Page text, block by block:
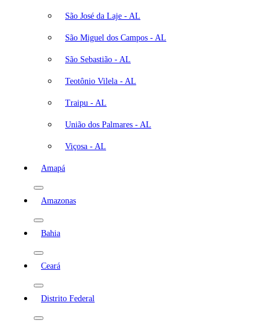
São José da Laje - AL
São Miguel dos Campos - AL
São Sebastião - AL
Teotônio Vilela - AL
Traipu - AL
União dos Palmares - AL
Viçosa - AL
Amapá
Amazonas
Bahia
Ceará
Distrito Federal